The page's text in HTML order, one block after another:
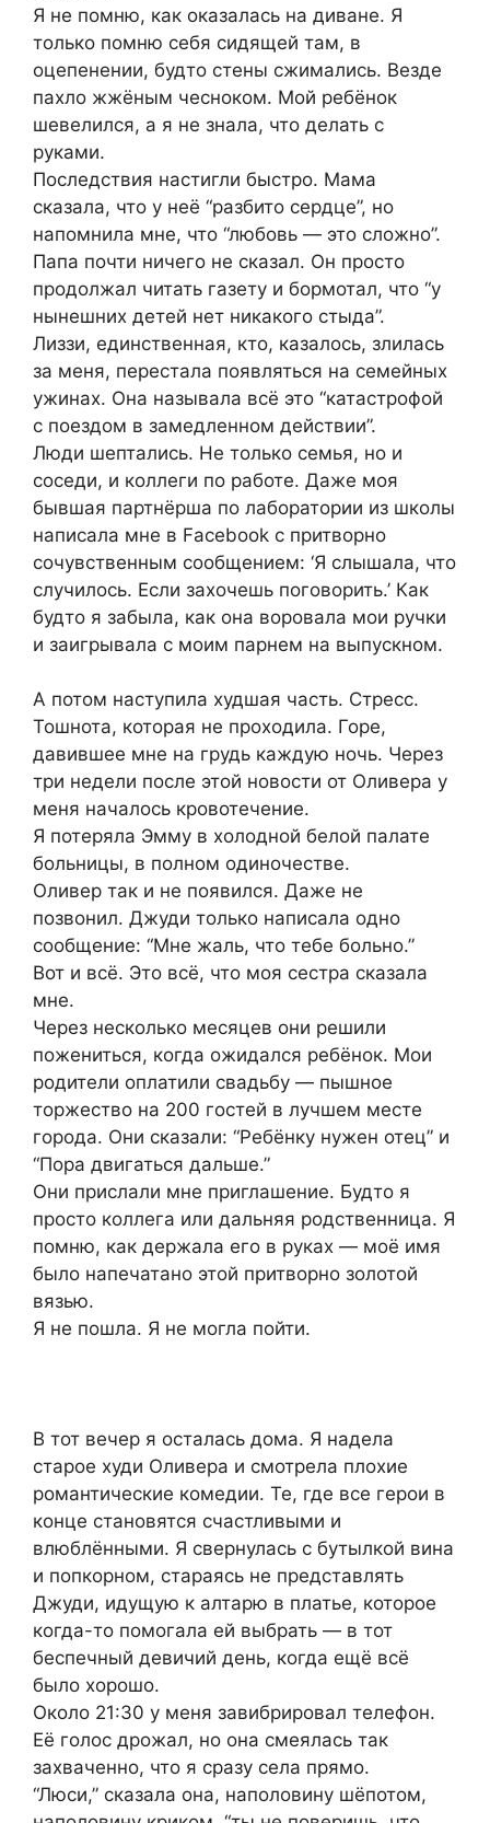
Я не помню, как оказалась на диване. Я
только помню себя сидящей там, в
оцепенении, будто стены сжимались. Везде
пахло жжёным чесноком. Мой ребёнок
шевелился, а я не знала, что делать с
руками.
Последствия настигли быстро. Мама
сказала, что у неё “разбито сердце”, но
напомнила мне, что “любовь — это сложно”.
Папа почти ничего не сказал. Он просто
продолжал читать газету и бормотал, что “у
нынешних детей нет никакого стыда”.
Лиззи, единственная, кто, казалось, злилась
за меня, перестала появляться на семейных
ужинах. Она называла всё это “катастрофой
с поездом в замедленном действии”.
Люди шептались. Не только семья, но и
соседи, и коллеги по работе. Даже моя
бывшая партнёрша по лаборатории из школы
написала мне в Facebook с притворно
сочувственным сообщением: ‘Я слышала, что
случилось. Если захочешь поговорить.’ Как
будто я забыла, как она воровала мои ручки
и заигрывала с моим парнем на выпускном.
А потом наступила худшая часть. Стресс.
Тошнота, которая не проходила. Горе,
давившее мне на грудь каждую ночь. Через
три недели после этой новости от Оливера у
меня началось кровотечение.
Я потеряла Эмму в холодной белой палате
больницы, в полном одиночестве.
Оливер так и не появился. Даже не
позвонил. Джуди только написала одно
сообщение: “Мне жаль, что тебе больно.”
Вот и всё. Это всё, что моя сестра сказала
мне.
Через несколько месяцев они решили
пожениться, когда ожидался ребёнок. Мои
родители оплатили свадьбу — пышное
торжество на 200 гостей в лучшем месте
города. Они сказали: “Ребёнку нужен отец” и
“Пора двигаться дальше.”
Они прислали мне приглашение. Будто я
просто коллега или дальняя родственница. Я
помню, как держала его в руках — моё имя
было напечатано этой притворно золотой
вязью.
Я не пошла. Я не могла пойти.
В тот вечер я осталась дома. Я надела
старое худи Оливера и смотрела плохие
романтические комедии. Те, где все герои в
конце становятся счастливыми и
влюблёнными. Я свернулась с бутылкой вина
и попкорном, стараясь не представлять
Джуди, идущую к алтарю в платье, которое
когда-то помогала ей выбрать — в тот
беспечный девичий день, когда ещё всё
было хорошо.
Около 21:30 у меня завибрировал телефон.
Её голос дрожал, но она смеялась так
захваченно, что я сразу села прямо.
“Люси,” сказала она, наполовину шёпотом,